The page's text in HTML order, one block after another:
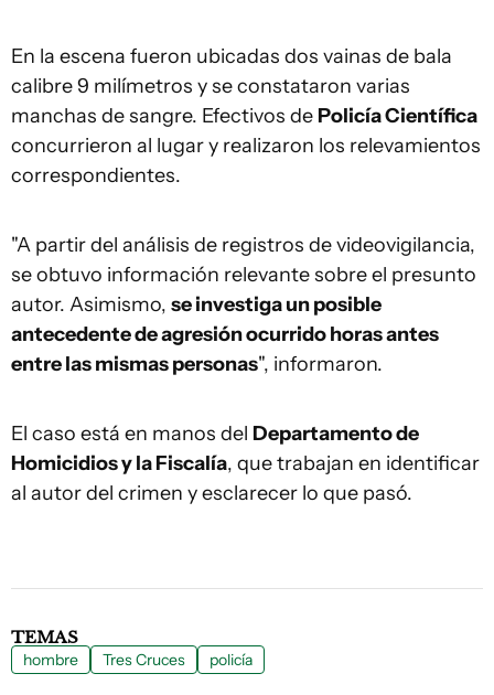
En la escena fueron ubicadas dos vainas de bala
calibre 9 milímetros y se constataron varias
manchas de sangre. Efectivos de Policía Científica
concurrieron al lugar y realizaron los relevamientos
correspondientes.
"A partir del análisis de registros de videovigilancia,
se obtuvo información relevante sobre el presunto
autor. Asimismo, se investiga un posible
antecedente de agresión ocurrido horas antes
entre las mismas personas", informaron.
El caso está en manos del Departamento de
Homicidios y la Fiscalía, que trabajan en identificar
al autor del crimen y esclarecer lo que pasó.
TEMAS
hombre Tres Cruces policía